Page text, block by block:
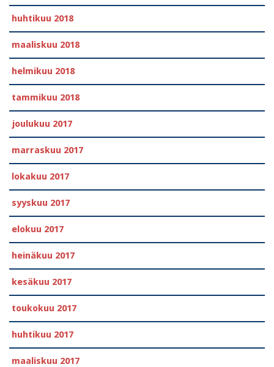
huhtikuu 2018
maaliskuu 2018
helmikuu 2018
tammikuu 2018
joulukuu 2017
marraskuu 2017
lokakuu 2017
syyskuu 2017
elokuu 2017
heinäkuu 2017
kesäkuu 2017
toukokuu 2017
huhtikuu 2017
maaliskuu 2017